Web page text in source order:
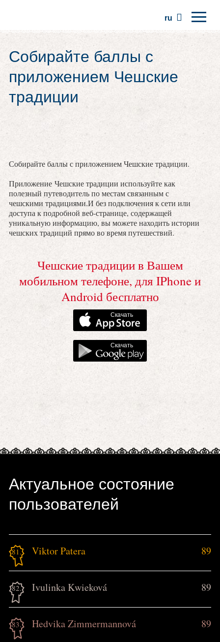
ru
Регионы
Традиции
Экскурсии
Собирайте баллы с
приложением Чешские
традиции
Собирайте баллы с приложением Чешские традиции.
Приложение Чешские традиции используйте как
полезный путеводитель по местам связанным с
чешскими традициями.И без подключения к сети или
доступа к подробной веб-странице, содержащей
уникальную информацию, вы можете находить истории
чешских традиций прямо во время путешествий.
Чешские традиции в Вашем
мобильном телефоне, для IPhone и
Android бесплатно
Скачать
Скачать
Актуальное состояние
пользователей
81. Viktor Patera 89
82. Ivulinka Kwieková 89
83. Hedvika Zimmermannová 89